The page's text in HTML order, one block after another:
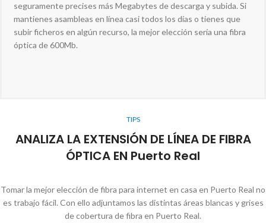
seguramente precises más Megabytes de descarga y subida. Si
mantienes asambleas en línea casi todos los días o tienes que
subir ficheros en algún recurso, la mejor elección sería una fibra
óptica de 600Mb.
TIPS
ANALIZA LA EXTENSIÓN DE LÍNEA DE FIBRA
ÓPTICA EN Puerto Real
Tomar la mejor elección de fibra para internet en casa en Puerto Real no
es trabajo fácil. Con ello adjuntamos las distintas áreas blancas y grises
de cobertura de fibra en Puerto Real.